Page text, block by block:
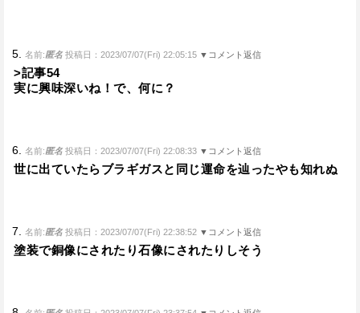
5. 名前:匿名 投稿日：2023/07/07(Fri) 22:05:15 ▼コメント返信
>記事54
実に興味深いね！で、何に？
6. 名前:匿名 投稿日：2023/07/07(Fri) 22:08:33 ▼コメント返信
世に出ていたらブラギガスと同じ運命を辿ったやも知れぬ
7. 名前:匿名 投稿日：2023/07/07(Fri) 22:38:52 ▼コメント返信
塗装で銅像にされたり石像にされたりしそう